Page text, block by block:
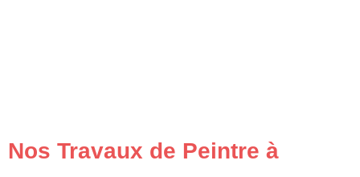
Nos Travaux de Peintre à